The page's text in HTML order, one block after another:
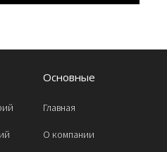
Основные
Главная
О компании